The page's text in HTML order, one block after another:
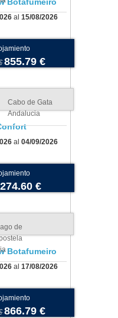
al 15/08/2026
855.79 €
Cabo de Gata
Andalucia
al 04/09/2026
274.60 €
de
Botafumeiro
al 17/08/2026
866.79 €